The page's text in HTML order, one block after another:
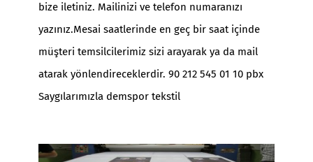
bize iletiniz. Mailinizi ve telefon numaranızı
yazınız.Mesai saatlerinde en geç bir saat içinde
müşteri temsilcilerimiz sizi arayarak ya da mail
atarak yönlendireceklerdir. 90 212 545 01 10 pbx
Saygılarımızla demspor tekstil